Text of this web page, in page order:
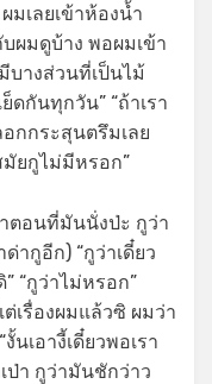
มเลยเข้าห้องน้ำ
ผมดูบ้าง พอผมเข้า
างส่วนที่เป็นไม้
ดกันทุกวัน” “ถ้าเรา
กกระสุนตรึมเลย
มัยกูไม่มีหรอก”
ตอนที่มันนั่งป่ะ กูว่า
ากูอีก) “กูว่าเดี๋ยว
“กูว่าไม่หรอก”
เรื่องผมแล้วซิ ผมว่า
เอางี้เดี๋ยวพอเรา
ป่า กูว่ามันชักว่าว